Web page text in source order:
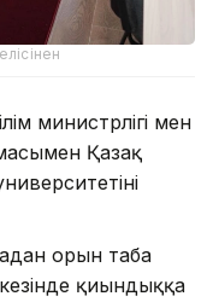
министрлігі мен
Қазақ
орын таба
қиындыққа